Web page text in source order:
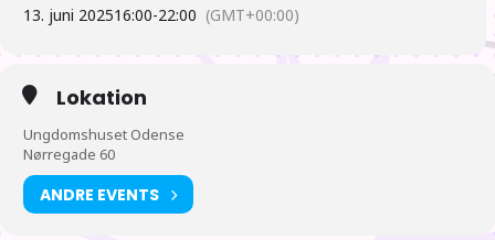
tilbagekomst).
Japan” klokken 18 (eller kort derefter) afholdt af et
Der vil blive ræset hele aftenen kun afbrudt af nyheder fra Japan.
13. juni 202516:00-22:00 (GMT+00:00)
Lokation
Ungdomshuset Odense
Nørregade 60
ANDRE EVENTS